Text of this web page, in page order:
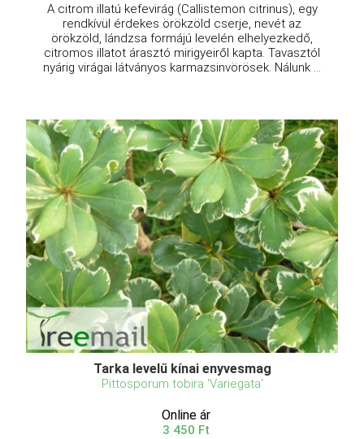
A citrom illatú kefevirág (Callistemon citrinus), egy
rendkívül érdekes örökzöld cserje, nevét az
örökzöld, lándzsa formájú levelén elhelyezkedő,
citromos illatot árasztó mirigyeiről kapta. Tavasztól
nyárig virágai látványos karmazsinvörösek. Nálunk ...
Tarka levelű kínai enyvesmag
Pittosporum tobira 'Variegata'
Online ár
3 450 Ft